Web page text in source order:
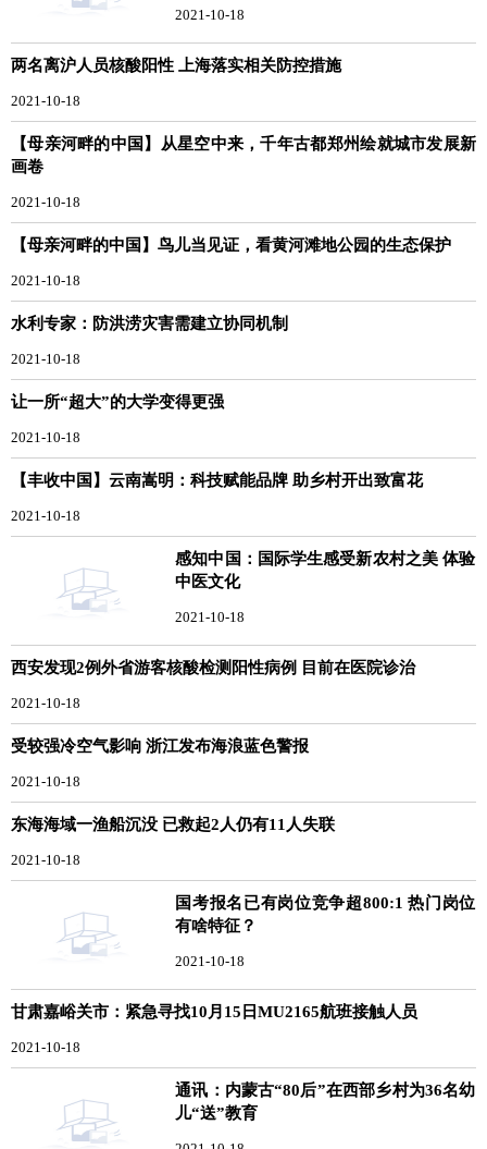
2021-10-18
两名离沪人员核酸阳性 上海落实相关防控措施
2021-10-18
【母亲河畔的中国】从星空中来，千年古都郑州绘就城市发展新
画卷
2021-10-18
【母亲河畔的中国】鸟儿当见证，看黄河滩地公园的生态保护
2021-10-18
水利专家：防洪涝灾害需建立协同机制
2021-10-18
让一所“超大”的大学变得更强
2021-10-18
【丰收中国】云南嵩明：科技赋能品牌 助乡村开出致富花
2021-10-18
感知中国：国际学生感受新农村之美 体验
中医文化
2021-10-18
西安发现2例外省游客核酸检测阳性病例 目前在医院诊治
2021-10-18
受较强冷空气影响 浙江发布海浪蓝色警报
2021-10-18
东海海域一渔船沉没 已救起2人仍有11人失联
2021-10-18
国考报名已有岗位竞争超800:1 热门岗位
有啥特征？
2021-10-18
甘肃嘉峪关市：紧急寻找10月15日MU2165航班接触人员
2021-10-18
通讯：内蒙古“80后”在西部乡村为36名幼
儿“送”教育